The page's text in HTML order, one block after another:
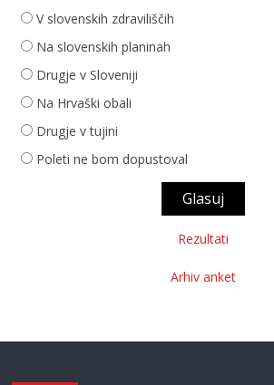
V slovenskih zdraviliščih
Na slovenskih planinah
Drugje v Sloveniji
Na Hrvaški obali
Drugje v tujini
Poleti ne bom dopustoval
Rezultati
Arhiv anket